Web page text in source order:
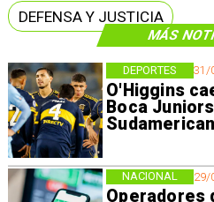
MÁS
31/
O'Higgins
Boca
DEPORTES
29/
Operadores
NACIONAL
DEFENSA Y JUSTICIA